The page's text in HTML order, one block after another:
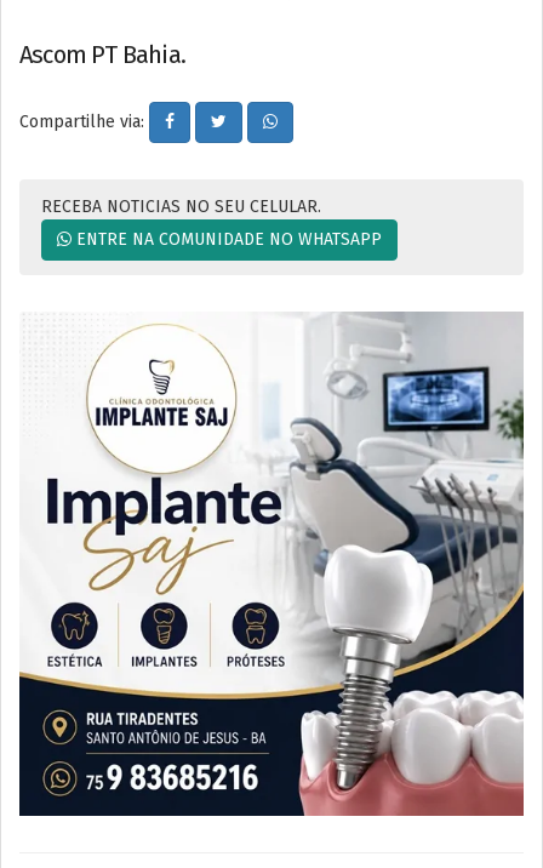
Ascom PT Bahia.
Compartilhe via:
RECEBA NOTICIAS NO SEU CELULAR.
ENTRE NA COMUNIDADE NO WHATSAPP